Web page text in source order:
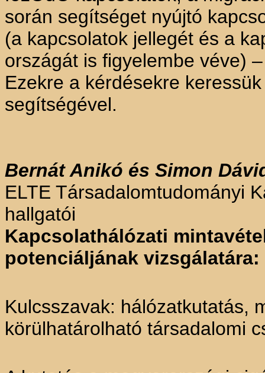
során segítséget nyújtó
(a kapcsolatok jellegét és a
országát is figyelembe véve)
Ezekre a kérdésekre
segítségével.
Bernát Anikó és Simon
ELTE Társadalomtudományi
hallgatói
Kapcsolathálózati
potenciáljának
Kulcsszavak: hálózatkutatás,
körülhatárolható társadalomi